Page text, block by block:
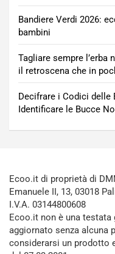
Bandiere Verdi 2026:
bambini
Tagliare sempre l’erba
il retroscena che in
Decifrare i Codici delle
Identificare le Bucce
Ecoo.it di proprietà di
Emanuele II, 13, 03018
I.V.A. 03144800608
Ecoo.it non è una
aggiornato senza alcuna
considerarsi un prodotto